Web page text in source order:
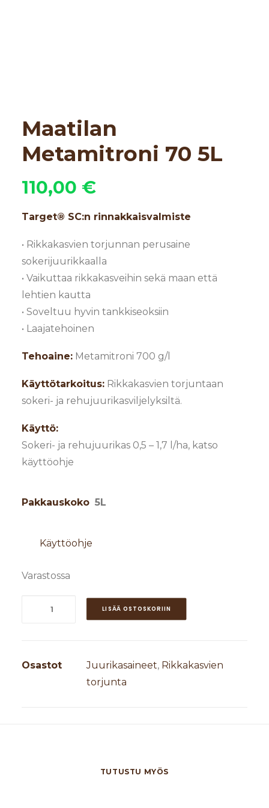
Maatilan
Metamitroni 70 5L
110,00 €
Target® SC:n rinnakkaisvalmiste
• Rikkakasvien torjunnan perusaine
sokerijuurikkaalla
• Vaikuttaa rikkakasveihin sekä maan että
lehtien kautta
• Soveltuu hyvin tankkiseoksiin
• Laajatehoinen
Tehoaine: Metamitroni 700 g/l
Käyttötarkoitus: Rikkakasvien torjuntaan
sokeri- ja rehujuurikasviljelyksiltä.
Käyttö:
Sokeri- ja rehujuurikas 0,5 – 1,7 l/ha, katso
käyttöohje
Pakkauskoko 5L
Käyttöohje
Varastossa
määrä
LISÄÄ OSTOSKORIIN
Osastot Juurikasaineet, Rikkakasvien
torjunta
TUTUSTU MYÖS